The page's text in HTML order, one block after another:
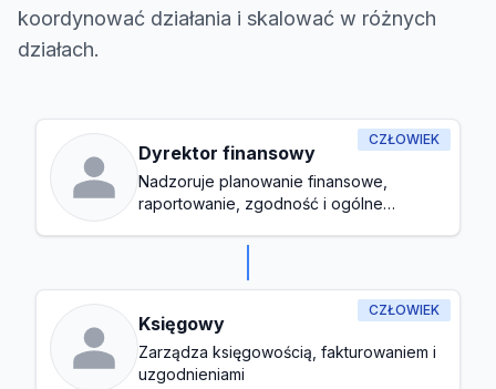
koordynować działania i skalować w różnych
działach.
CZŁOWIEK
Dyrektor finansowy
Nadzoruje planowanie finansowe,
raportowanie, zgodność i ogólne
CZŁOWIEK
Księgowy
Zarządza księgowością, fakturowaniem i
uzgodnieniami